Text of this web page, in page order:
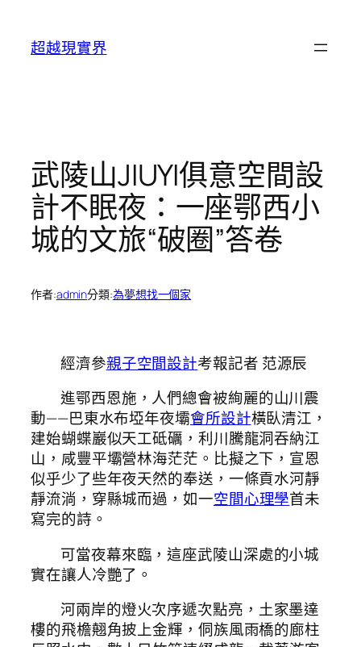
超越現實界
武陵山JIUYI俱意空間設
計不眠夜：一座鄂西小
城的文旅“破圈”答卷
作者:admin分類:為夢想找一個家
經濟參親子空間設計考報記者 范源辰
進鄂西恩施，人們總會被絢麗的山川震
動——巴東水布埡年夜壩會所設計橫臥清江，
建始蝴蝶巖似天工砥礪，利川騰龍洞吞納江
山，咸豐平壩營林海茫茫。比擬之下，宣恩
似乎少了些年夜天然的奉送，一條貢水河靜
靜流淌，穿縣城而過，如一空間心理學首未
寫完的詩。
可當夜幕來臨，這座武陵山深處的小城
實在讓人冷艷了。
河兩岸的燈火次序遞次點亮，土家墨達
樓的飛檐翹角披上金輝，侗族風雨橋的廊柱